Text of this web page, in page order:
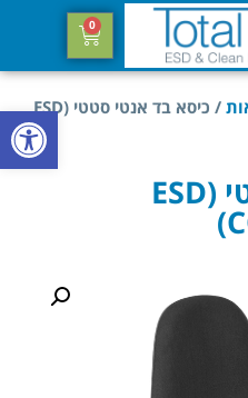
פתח
0
/ כיסא בד אנטי סטטי (ESD
כיסא בד אנטי סטטי (ESD